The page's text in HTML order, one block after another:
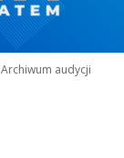
Archiwum audycji